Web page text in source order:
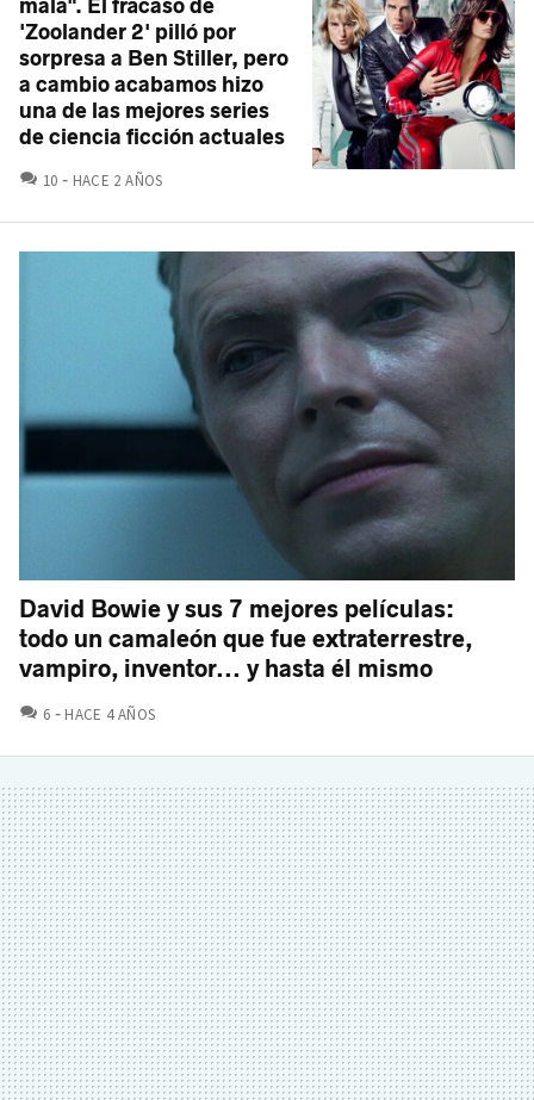
mala". El fracaso de
'Zoolander 2' pilló por
sorpresa a Ben Stiller, pero
a cambio acabamos hizo
una de las mejores series
de ciencia ficción actuales
10 COMENTARIOS
HACE 2 AÑOS
David Bowie y sus 7 mejores películas:
todo un camaleón que fue extraterrestre,
vampiro, inventor... y hasta él mismo
6 COMENTARIOS
HACE 4 AÑOS